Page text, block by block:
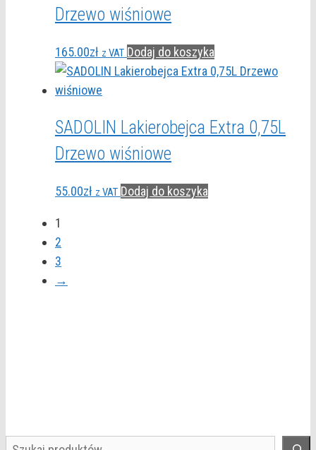
Drzewo wiśniowe
165.00zł z VAT Dodaj do koszyka
SADOLIN Lakierobejca Extra 0,75L
Drzewo wiśniowe
55.00zł z VAT Dodaj do koszyka
1
2
3
→
Szukaj